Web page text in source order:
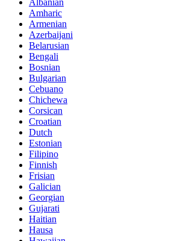
Albanian
Amharic
Armenian
Azerbaijani
Belarusian
Bengali
Bosnian
Bulgarian
Cebuano
Chichewa
Corsican
Croatian
Dutch
Estonian
Filipino
Finnish
Frisian
Galician
Georgian
Gujarati
Haitian
Hausa